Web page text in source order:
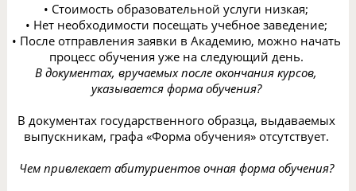
• Стоимость образовательной услуги низкая;
• Нет необходимости посещать учебное заведение;
• После отправления заявки в Академию, можно начать
процесс обучения уже на следующий день.
В документах, вручаемых после окончания курсов,
указывается форма обучения?
В документах государственного образца, выдаваемых
выпускникам, графа «Форма обучения» отсутствует.
Чем привлекает абитуриентов очная форма обучения?